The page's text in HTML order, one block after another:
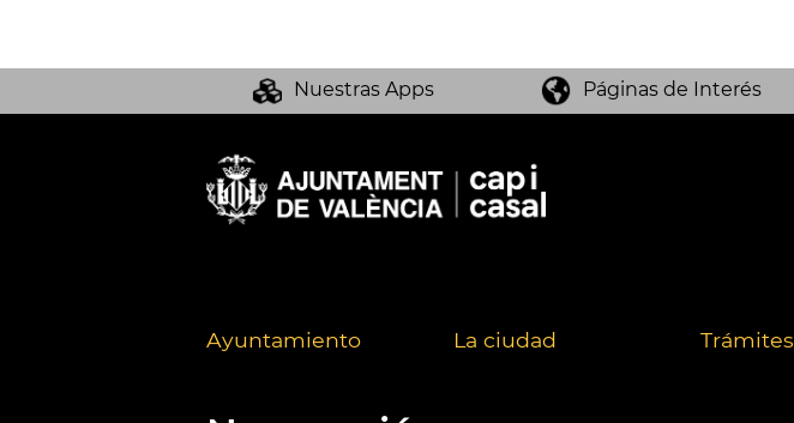
Nuestras Apps Páginas de Interés
Ayuntamiento La ciudad Trámites